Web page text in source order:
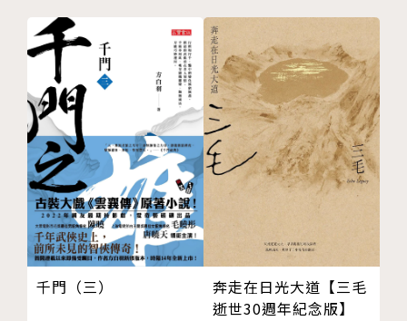
犯罪推理大家觀◎喬齊安
以「職人」為題，聚焦於律師與小說家等角色於推理作
品中的獨特位置。台灣作品評析黃致豪的《有罪推
定》，指出小說透過心理視角與法庭經驗，挑戰「無罪
推定」在現實司法中的困難落實，展現對司法偏見與社
會病灶的深刻提問。日本作品則評雫井脩介的《迷霧病
棟》，以律師為視角書寫醫療冤案，重寫審判劇中對證
據與偏見的辯證，訴諸現實法治困境與廢死議題。韓國
作品介紹全建宇的《我是恐怖小說家》，作家以幽默自
剖方式回溯創作歷程與恐怖類型啟蒙，展現小說家作為
職人的自我意識與文化書寫承繼。整體三篇貫通東亞三
地推理／恐怖敘事的職人視角，兼具批判、思辨與風格
你所未見的日常，正是故事的開始——顏瑜訪談錄◎顏
瑜／閱讀探戈整理
痛苦，也是一種選擇——《警察迷途中：誰是兇手》◎
陳俊偉
凝視問題，莫忘初衷——《403小組，警隊出動！》◎
陳木青
警察體制下的青春及挑戰——《70號，你的鳥歪了》
◎輝彌
女性警察的心理價值與大眾視野中的存在意義——《陽
明山女子派出所》◎Yuki
制服下的真實人生——《那年，東眼山，斜角派出所》
◎沙棠
千門（三）
奔走在日光大道【三毛
逝世30週年紀念版】